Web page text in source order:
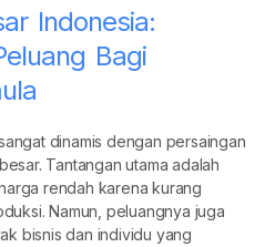
Indonesia:
Bagi
dinamis dengan persaingan
Tantangan utama adalah
rendah karena kurang
Namun, peluangnya juga
bisnis dan individu yang